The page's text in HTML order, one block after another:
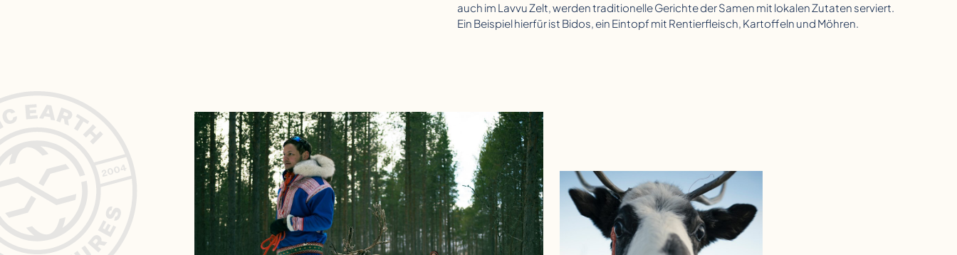
auch im Lavvu Zelt, werden traditionelle Gerichte der Samen mit lokalen Zutaten serviert.
Ein Beispiel hierfür ist Bidos, ein Eintopf mit Rentierfleisch, Kartoffeln und Möhren.